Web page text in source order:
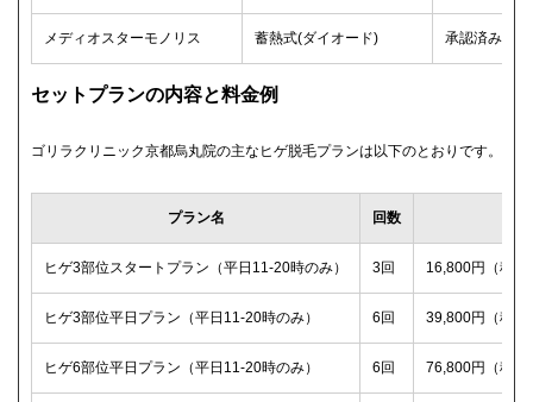
メディオスターモノリス 蓄熱式(ダイオード) 承認済み
セットプランの内容と料金例
ゴリラクリニック京都烏丸院の主なヒゲ脱毛プランは以下のとおりです。
プラン名 回数
ヒゲ3部位スタートプラン（平日11-20時のみ） 3回 16,800円（税込
ヒゲ3部位平日プラン（平日11-20時のみ） 6回 39,800円（税込
ヒゲ6部位平日プラン（平日11-20時のみ） 6回 76,800円（税込